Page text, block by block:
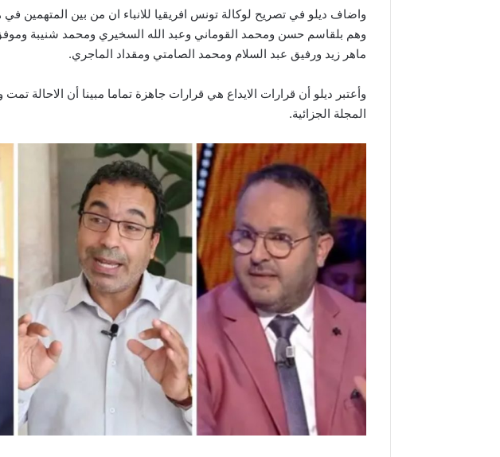
ماهر زيد ورفيق عبد السلام ومحمد الصامتي ومقداد الماجري.
المجلة الجزائية.